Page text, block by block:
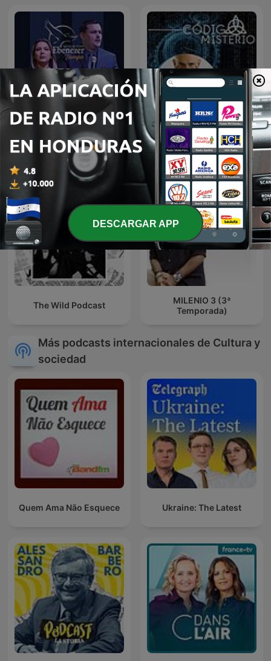
Pastores Juan y Lisney
Font Ebenezer Tampa
Código Misterio
The Wild Podcast
MILENIO 3 (3ª
Temporada)
Más podcasts internacionales de Cultura y
sociedad
Quem Ama Não Esquece Ukraine: The Latest
DESCARGAR APP